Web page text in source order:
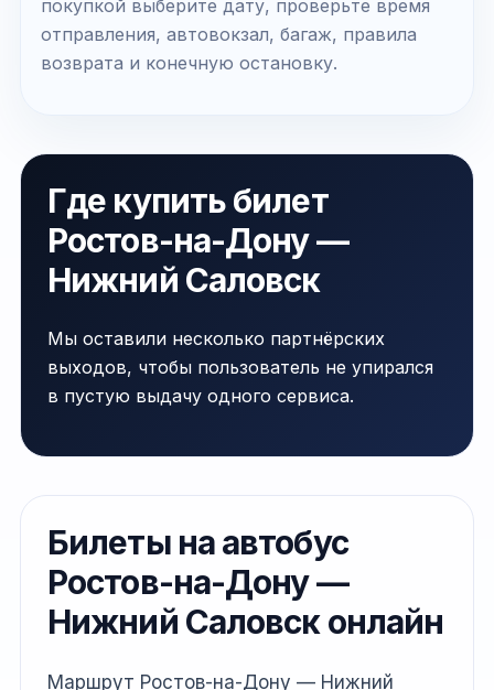
покупкой выберите дату, проверьте время
отправления, автовокзал, багаж, правила
возврата и конечную остановку.
Где купить билет
Ростов-на-Дону —
Нижний Саловск
Мы оставили несколько партнёрских
выходов, чтобы пользователь не упирался
в пустую выдачу одного сервиса.
Билеты на автобус
Ростов-на-Дону —
Нижний Саловск онлайн
Маршрут Ростов-на-Дону — Нижний